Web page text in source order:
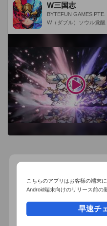
W三国志
BYTEFUN GAMES PTE.
W（ダブル）ソウル覚
おすすめ事前予約ア
こちらのアプリはお客様の端末
Android端末向けのリリース前の
早速チ